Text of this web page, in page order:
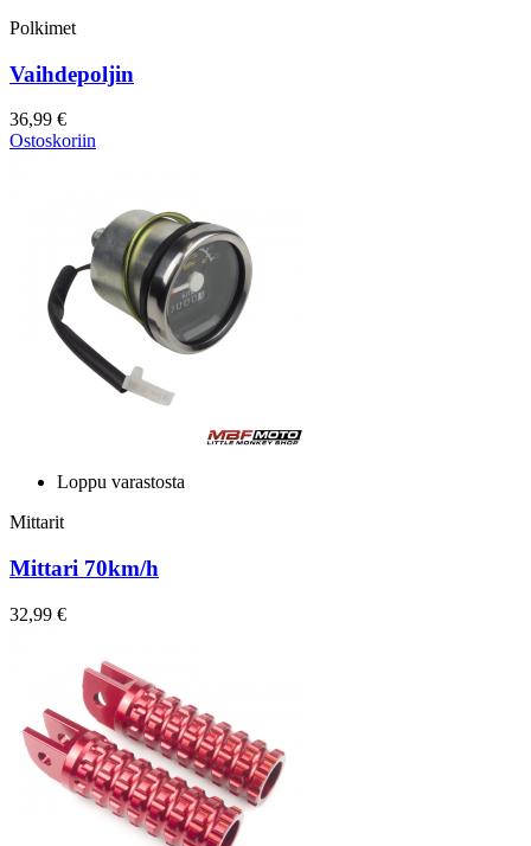
Polkimet
Vaihdepoljin
36,99 €
Ostoskoriin
Loppu varastosta
Mittarit
Mittari 70km/h
32,99 €